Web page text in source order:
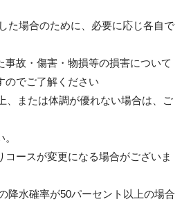
た場合のために、必要に応じ各自で
事故・傷害・物損等の損害について
のでご了解ください
、または体調が優れない場合は、ご
ースが変更になる場合がございま
降水確率が50パーセント以上の場合